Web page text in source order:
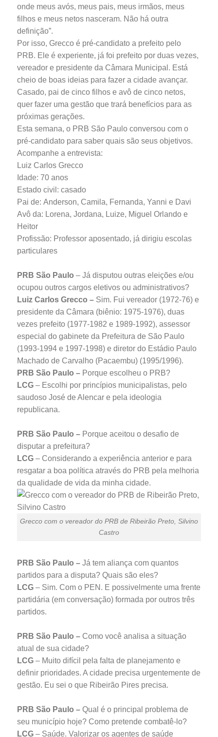
onde meus avós, meus pais, meus irmãos, meus
filhos e meus netos nasceram. Não há outra
definição”.
Por isso, Grecco é pré-candidato a prefeito pelo
PRB. Ele é experiente, já foi prefeito por duas vezes,
vereador e presidente da Câmara Municipal. Está
cheio de boas ideias para fazer a cidade avançar.
Casado, pai de cinco filhos e avô de cinco netos,
quer fazer uma gestão que trará benefícios para as
próximas gerações.
Esta semana, o PRB São Paulo conversou com o
pré-candidato para saber quais são seus objetivos.
Acompanhe a entrevista:
Luiz Carlos Grecco
Idade: 70 anos
Estado civil: casado
Pai de: Anderson, Camila, Fernanda, Yanni e Davi
Avô da: Lorena, Jordana, Luize, Miguel Orlando e
Heitor
Profissão: Professor aposentado, já dirigiu escolas
particulares
PRB São Paulo – Já disputou outras eleições e/ou
ocupou outros cargos eletivos ou administrativos?
Luiz Carlos Grecco – Sim. Fui vereador (1972-76) e
presidente da Câmara (biênio: 1975-1976), duas
vezes prefeito (1977-1982 e 1989-1992), assessor
especial do gabinete da Prefeitura de São Paulo
(1993-1994 e 1997-1998) e diretor do Estádio Paulo
Machado de Carvalho (Pacaembu) (1995/1996).
PRB São Paulo – Porque escolheu o PRB?
LCG – Escolhi por princípios municipalistas, pelo
saudoso José de Alencar e pela ideologia
republicana.
PRB São Paulo – Porque aceitou o desafio de
disputar a prefeitura?
LCG – Considerando a experiência anterior e para
resgatar a boa política através do PRB pela melhoria
da qualidade de vida da minha cidade.
Grecco com o vereador do PRB de Ribeirão Preto, Silvino
Castro
PRB São Paulo – Já tem aliança com quantos
partidos para a disputa? Quais são eles?
LCG – Sim. Com o PEN. E possivelmente uma frente
partidária (em conversação) formada por outros três
partidos.
PRB São Paulo – Como você analisa a situação
atual de sua cidade?
LCG – Muito difícil pela falta de planejamento e
definir prioridades. A cidade precisa urgentemente de
gestão. Eu sei o que Ribeirão Pires precisa.
PRB São Paulo – Qual é o principal problema de
seu município hoje? Como pretende combatê-lo?
LCG – Saúde. Valorizar os agentes de saúde